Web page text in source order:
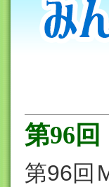
第96
第96回